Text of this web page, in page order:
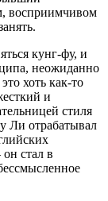
восприимчивом
кунг-фу, и
неожиданно
хоть как-то
и
стиля
Ли отрабатывал
стал в